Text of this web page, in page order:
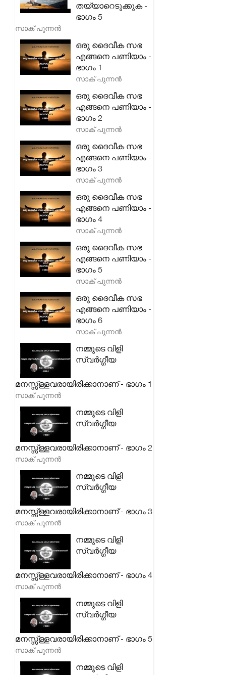
തയ്യാറെടുക്കുക -
ഭാഗം 5
സാക് പുന്നൻ
ഒരു ദൈവീക സഭ
എങ്ങനെ പണിയാം -
ഭാഗം 1
സാക് പുന്നൻ
ഒരു ദൈവീക സഭ
എങ്ങനെ പണിയാം -
ഭാഗം 2
സാക് പുന്നൻ
ഒരു ദൈവീക സഭ
എങ്ങനെ പണിയാം -
ഭാഗം 3
സാക് പുന്നൻ
ഒരു ദൈവീക സഭ
എങ്ങനെ പണിയാം -
ഭാഗം 4
സാക് പുന്നൻ
ഒരു ദൈവീക സഭ
എങ്ങനെ പണിയാം -
ഭാഗം 5
സാക് പുന്നൻ
ഒരു ദൈവീക സഭ
എങ്ങനെ പണിയാം -
ഭാഗം 6
സാക് പുന്നൻ
നമ്മുടെ വിളി
സ്വർഗ്ഗീയ
മനസ്സ്ള്ളവരായിരിക്കാനാണ് - ഭാഗം 1
സാക് പുന്നൻ
നമ്മുടെ വിളി
സ്വർഗ്ഗീയ
മനസ്സ്ള്ളവരായിരിക്കാനാണ് - ഭാഗം 2
സാക് പുന്നൻ
നമ്മുടെ വിളി
സ്വർഗ്ഗീയ
മനസ്സ്ള്ളവരായിരിക്കാനാണ് - ഭാഗം 3
സാക് പുന്നൻ
നമ്മുടെ വിളി
സ്വർഗ്ഗീയ
മനസ്സ്ള്ളവരായിരിക്കാനാണ് - ഭാഗം 4
സാക് പുന്നൻ
നമ്മുടെ വിളി
സ്വർഗ്ഗീയ
മനസ്സ്ള്ളവരായിരിക്കാനാണ് - ഭാഗം 5
സാക് പുന്നൻ
നമ്മുടെ വിളി